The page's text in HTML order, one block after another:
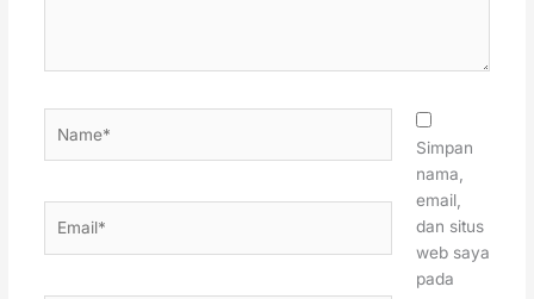
Simpan
nama,
email,
dan situs
web saya
pada